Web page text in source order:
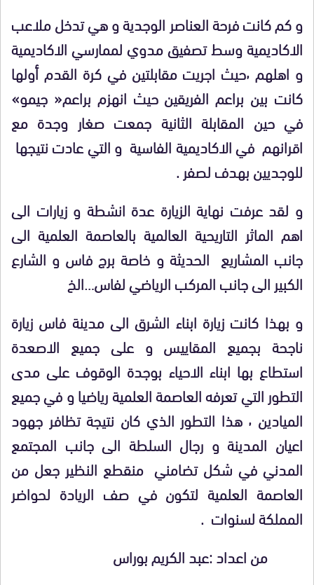
و كم كانت فرحة العناصر الوجدية و هي تدخل ملاعب
الاكاديمية وسط تصفيق مدوي لممارسي الاكاديمية
و اهلهم ٬حيث اجريت مقابلتين في كرة القدم أولها
كانت بين براعم الفريقين حيث انهزم براعم« جيمو»
في حين المقابلة الثانية جمعت صغار وجدة مع
اقرانهم في الاكاديمية الفاسية و التي عادت نتيجها
للوجديين بهدف لصفر .
و لقد عرفت نهاية الزيارة عدة انشطة و زيارات الى
اهم الماثر التاريحية العالمية بالعاصمة العلمية الى
جانب المشاريع الحديثة و خاصة برج فاس و الشارع
الكبير الى جانب المركب الرياضي لفاس…الخ
و بهذا كانت زيارة ابناء الشرق الى مدينة فاس زيارة
ناجحة بجميع المقاييس و على جميع الاصعدة
استطاع بها ابناء الاحياء بوجدة الوقوف على مدى
التطور التي تعرفه العاصمة العلمية رياضيا و في جميع
الميادين ٬ هذا التطور الذي كان نتيجة تظافر جهود
اعيان المدينة و رجال السلطة الى جانب المجتمع
المدني في شكل تضامني منقطع النظير جعل من
العاصمة العلمية لتكون في صف الريادة لحواضر
المملكة لسنوات .
من اعداد :عبد الكريم بوراس